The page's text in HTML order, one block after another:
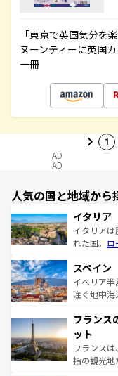
「東京で英国気分を
ヌーンティーに英国
一冊
1
AD
AD
人気の国と地域から
イタリア
イタリア
れた国。 ロ
ろん、トス
景など、
ピザやパス
ませてくれ
なお、新着
しい。
スペイン
イベリア
注ぐ地中海
文化が根付
れる闘牛、
る。首都
アートに溢
フランス
ット
フランス
指の観光地